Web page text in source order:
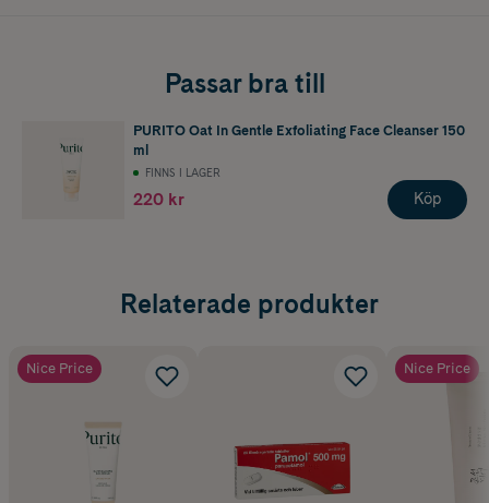
Passar bra till
PURITO Oat In Gentle Exfoliating Face Cleanser 150
ml
FINNS I LAGER
220 kr Köp
Relaterade produkter
Nice Price Nice Price